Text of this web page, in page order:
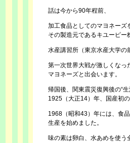
話は今から90年程前、
加工食品としてのマヨネーズ
その製造元であるキユーピ
水産講習所（東京水産大学の
第一次世界大戦が激しくなっ
マヨネーズと出会います。
帰国後、関東震災復興後の“
1925（大正14）年、国産初
1968（昭和43）年には、食
生産を始めました。
味の素は卵白、水あめを使う